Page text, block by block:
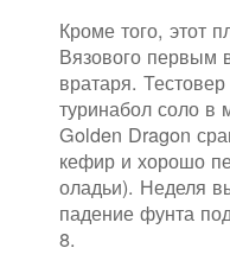
Кроме того, этот
Вязового первым
вратаря.
туринабол соло в
Golden Dragon
кефир и хорошо
оладьи). Неделя
падение фунта
8.